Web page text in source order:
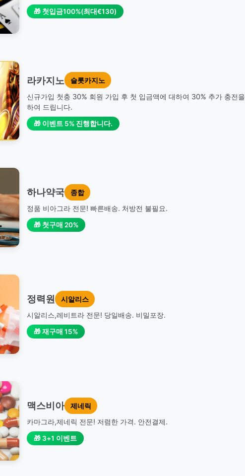
🎁 첫입금100%(최대€130)
라카지노
슬롯카지노
신규가입 첫충 30% 회원 가입 후 첫 입금액에 대하여 30% 추가 충전을
하여 드립니다.
🎁 이벤트 5% 진행합니다.
하나약국
종합
정품 비아그라 전문! 빠른배송. 처방전 불필요.
🎁 첫구매 20%
정력원
시알리스
시알리스,레비트라 전문! 당일배송. 비밀포장.
🎁 재구매 15%
맥스비아
제네릭
카마그라,제네릭 전문! 저렴한 가격. 안전결제.
🎁 3+1 이벤트